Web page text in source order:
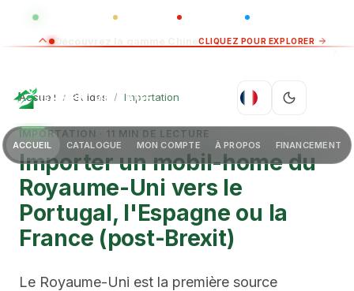
GLOBAL CHINA
GREEN VILLAGE FR
ACCUEIL CATALOGUE MON COMPTE À PROPOS FINANCEMENT
Accueil / Guides / Importation
IMPORTATION · 11 MIN DE LECTURE
Importer un mobil-home du
Royaume-Uni vers le
Portugal, l'Espagne ou la
France (post-Brexit)
Le Royaume-Uni est la première source
Découvrez la gamme Chine CLIQUEZ POUR EXPLORER